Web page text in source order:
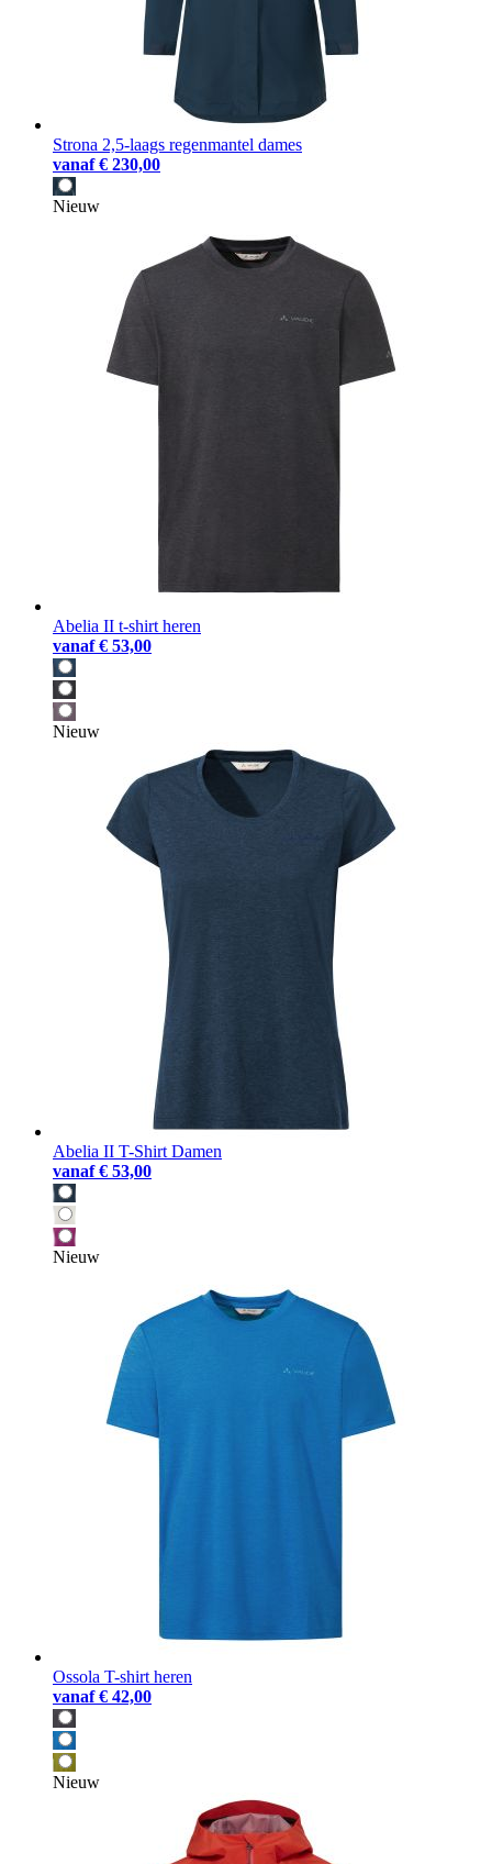
Strona 2,5-laags regenmantel dames
vanaf € 230,00
Nieuw
Abelia II t-shirt heren
vanaf € 53,00
Nieuw
Abelia II T-Shirt Damen
vanaf € 53,00
Nieuw
Ossola T-shirt heren
vanaf € 42,00
Nieuw